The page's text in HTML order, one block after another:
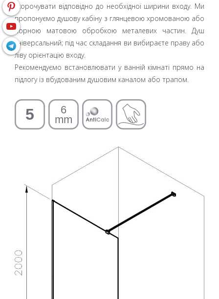
укорочувати відповідно до необхідної ширини входу. Ми
пропонуємо душову кабіну з глянцевою хромованою або
чорною матовою обробкою металевих частин. Душ
універсальний; під час складання ви вибираєте праву або
ліву орієнтацію входу.
Рекомендуємо встановлювати у ванній кімнаті прямо на
підлогу із вбудованим душовим каналом або трапом.